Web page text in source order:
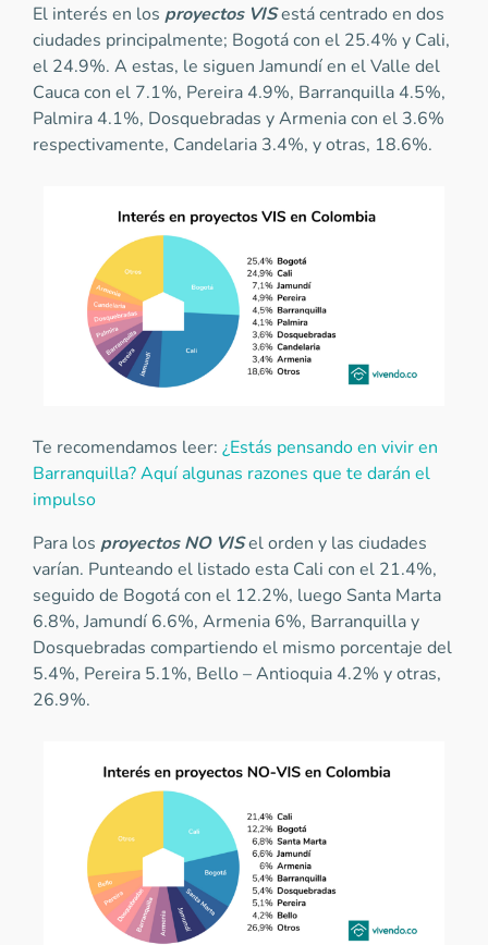
El interés en los proyectos VISestá centrado en dos
ciudades principalmente; Bogotá con el 25.4% y Cali,
el 24.9%. A estas, le siguen Jamundí en el Valle del
Cauca con el 7.1%, Pereira 4.9%, Barranquilla 4.5%,
Palmira 4.1%, Dosquebradas y Armenia con el 3.6%
respectivamente, Candelaria 3.4%, y otras, 18.6%.
Te recomendamos leer: ¿Estás pensando en vivir en
Barranquilla? Aquí algunas razones que te darán el
impulso
Para los proyectos NO VISel orden y las ciudades
varían. Punteando el listado esta Cali con el 21.4%,
seguido de Bogotá con el 12.2%, luego Santa Marta
6.8%, Jamundí 6.6%, Armenia 6%, Barranquilla y
Dosquebradas compartiendo el mismo porcentaje del
5.4%, Pereira 5.1%, Bello – Antioquia 4.2% y otras,
26.9%.